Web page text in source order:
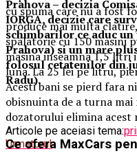
Prahova – decizia
IORGA, decizie care
schimbarilor ce aduc
Prahova) si un mare
folosul cetatenilor din
Radu).
Articole pe aceiasi tema:
Urmatorul
cu spuma care nu a fost
produce mai multa
spalatorie cu 150 masini
masina inseamna 1,5
luna. La 25 lei pe litru,
Acesti bani se pierd fara
obisnuinta de a turna
dozatorului elimina acest
Ce ofera MaxCars